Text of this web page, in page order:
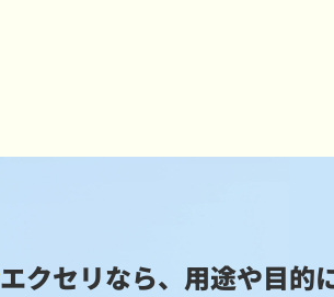
エクセリなら、用途や目的